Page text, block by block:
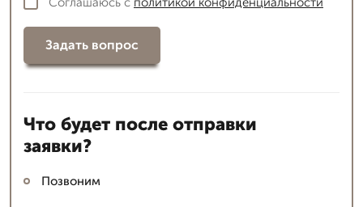
Задать вопрос
Что будет после отправки
заявки?
Позвоним